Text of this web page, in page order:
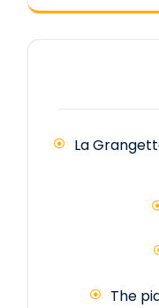
La
The